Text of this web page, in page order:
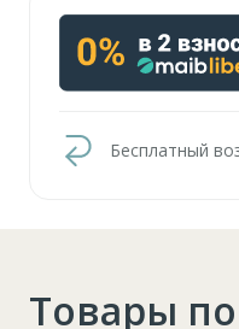
Бесплатный
Товары